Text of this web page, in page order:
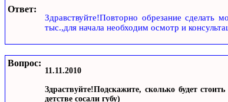
Ответ:
Здравствуйте!Повторно обрезание сделать
тыс.,для начала необходим осмотр и
Вопрос:
11.11.2010
Здраствуйте!Подскажите, сколько будет
детстве сосали губу)